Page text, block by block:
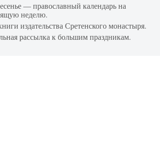
— православный календарь на
неделю.
издательства Сретенского монастыря.
рассылка к большим праздникам.